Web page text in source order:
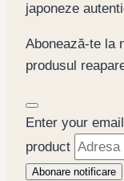
japoneze
Abonează-te la
produsul
Dismiss
notification
Enter your
product
Abonare notificare